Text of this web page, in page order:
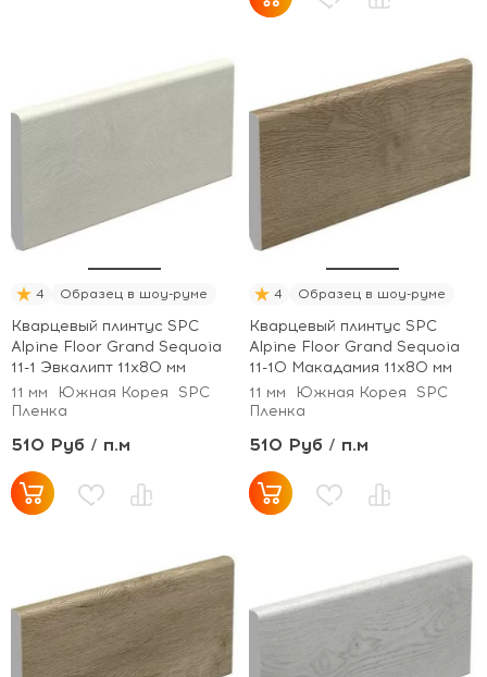
4 Образец в шоу-руме
Кварцевый плинтус SPC
Alpine Floor Grand Sequoia
11-1 Эвкалипт 11х80 мм
11 мм
Южная Корея
SPC
Пленка
510 Руб / п.м
4 Образец в шоу-руме
Кварцевый плинтус SPC
Alpine Floor Grand Sequoia
11-10 Макадамия 11х80 мм
11 мм
Южная Корея
SPC
Пленка
510 Руб / п.м